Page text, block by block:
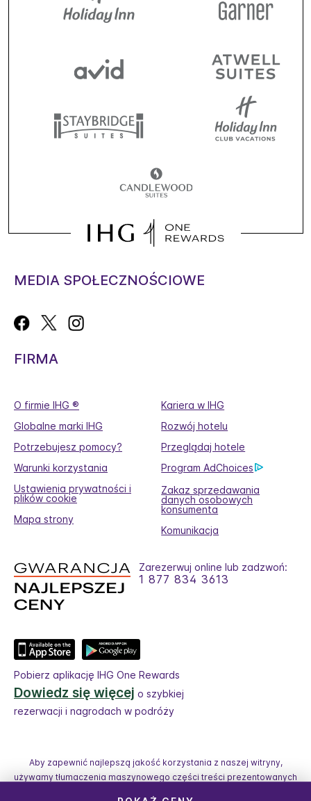
MEDIA SPOŁECZNOŚCIOWE
FIRMA
O firmie IHG ®
Kariera w IHG
Globalne marki IHG
Rozwój hotelu
Potrzebujesz pomocy?
Przeglądaj hotele
Warunki korzystania
Program AdChoices
Ustawienia prywatności i
plików cookie
Zakaz sprzedawania
danych osobowych
konsumenta
Mapa strony
Komunikacja
Zarezerwuj online lub zadzwoń:
1 877 834 3613
Pobierz aplikację IHG One Rewards
Dowiedz się więcej o szybkiej
rezerwacji i nagrodach w podróży
Aby zapewnić najlepszą jakość korzystania z naszej witryny,
używamy tłumaczenia maszynowego części treści prezentowanych